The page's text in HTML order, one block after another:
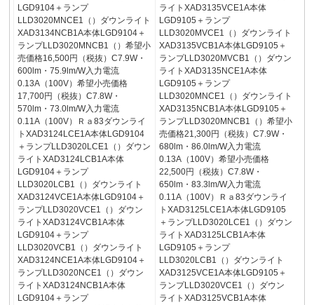
LGD9104＋ランプ
LLD3020MNCE1（）ダウンライト
XAD3134NCB1A本体LGD9104＋
ランプLLD3020MNCB1（）希望小
売価格16,500円（税抜）C7.9W・
600lm・75.9lm/W入力電流
0.13A（100V）希望小売価格
17,700円（税抜）C7.8W・
570lm・73.0lm/W入力電流
0.11A（100V）Ｒａ83ダウンライ
トXAD3124LCE1A本体LGD9104
＋ランプLLD3020LCE1（）ダウン
ライトXAD3124LCB1A本体
LGD9104＋ランプ
LLD3020LCB1（）ダウンライト
XAD3124VCE1A本体LGD9104＋
ランプLLD3020VCE1（）ダウン
ライトXAD3124VCB1A本体
LGD9104＋ランプ
LLD3020VCB1（）ダウンライト
XAD3124NCE1A本体LGD9104＋
ランプLLD3020NCE1（）ダウン
ライトXAD3124NCB1A本体
LGD9104＋ランプ
ライトXAD3135VCE1A本体
LGD9105＋ランプ
LLD3020MVCE1（）ダウンライト
XAD3135VCB1A本体LGD9105＋
ランプLLD3020MVCB1（）ダウン
ライトXAD3135NCE1A本体
LGD9105＋ランプ
LLD3020MNCE1（）ダウンライト
XAD3135NCB1A本体LGD9105＋
ランプLLD3020MNCB1（）希望小
売価格21,300円（税抜）C7.9W・
680lm・86.0lm/W入力電流
0.13A（100V）希望小売価格
22,500円（税抜）C7.8W・
650lm・83.3lm/W入力電流
0.11A（100V）Ｒａ83ダウンライ
トXAD3125LCE1A本体LGD9105
＋ランプLLD3020LCE1（）ダウン
ライトXAD3125LCB1A本体
LGD9105＋ランプ
LLD3020LCB1（）ダウンライト
XAD3125VCE1A本体LGD9105＋
ランプLLD3020VCE1（）ダウン
ライトXAD3125VCB1A本体